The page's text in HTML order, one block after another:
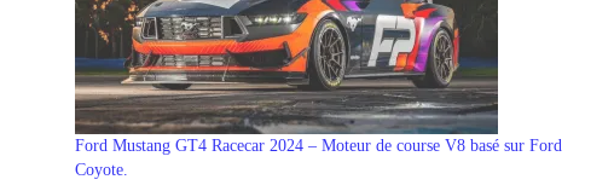
Ford Mustang GT4 Racecar 2024 – Moteur de course V8 basé sur Ford
Coyote.